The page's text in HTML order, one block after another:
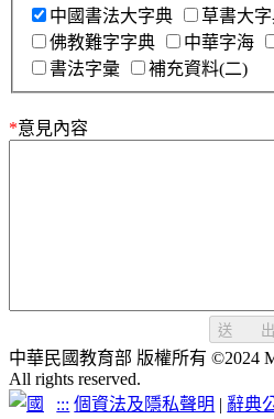
中國書法大字典
草書大
佛教難字字典
中華字海
書法字彙
補充資料(二)
*意見內容
送 出
中華民國教育部 版權所有 ©2024
All rights reserved.
::: 個資法及隱私聲明 | 辭典